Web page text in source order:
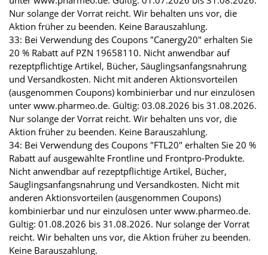
Nur solange der Vorrat reicht. Wir behalten uns vor, die
Aktion früher zu beenden. Keine Barauszahlung.
33: Bei Verwendung des Coupons "Canergy20" erhalten Sie
20 % Rabatt auf PZN 19658110. Nicht anwendbar auf
rezeptpflichtige Artikel, Bücher, Säuglingsanfangsnahrung
und Versandkosten. Nicht mit anderen Aktionsvorteilen
(ausgenommen Coupons) kombinierbar und nur einzulösen
unter www.pharmeo.de. Gültig: 03.08.2026 bis 31.08.2026.
Nur solange der Vorrat reicht. Wir behalten uns vor, die
Aktion früher zu beenden. Keine Barauszahlung.
34: Bei Verwendung des Coupons "FTL20" erhalten Sie 20 %
Rabatt auf ausgewählte Frontline und Frontpro-Produkte.
Nicht anwendbar auf rezeptpflichtige Artikel, Bücher,
Säuglingsanfangsnahrung und Versandkosten. Nicht mit
anderen Aktionsvorteilen (ausgenommen Coupons)
kombinierbar und nur einzulösen unter www.pharmeo.de.
Gültig: 01.08.2026 bis 31.08.2026. Nur solange der Vorrat
reicht. Wir behalten uns vor, die Aktion früher zu beenden.
Keine Barauszahlung.